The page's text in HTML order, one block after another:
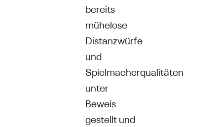
bereits
mühelose
Distanzwürfe
und
Spielmacherqualitäten
unter
Beweis
gestellt und